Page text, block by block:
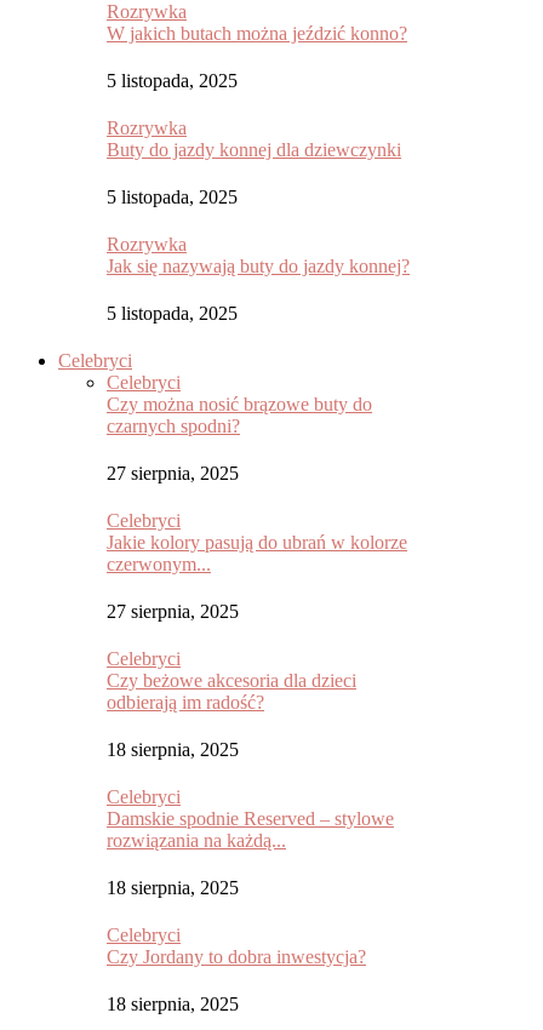
Rozrywka
W jakich butach można jeździć konno?
5 listopada, 2025
Rozrywka
Buty do jazdy konnej dla dziewczynki
5 listopada, 2025
Rozrywka
Jak się nazywają buty do jazdy konnej?
5 listopada, 2025
Celebryci
Celebryci
Czy można nosić brązowe buty do
czarnych spodni?
27 sierpnia, 2025
Celebryci
Jakie kolory pasują do ubrań w kolorze
czerwonym...
27 sierpnia, 2025
Celebryci
Czy beżowe akcesoria dla dzieci
odbierają im radość?
18 sierpnia, 2025
Celebryci
Damskie spodnie Reserved – stylowe
rozwiązania na każdą...
18 sierpnia, 2025
Celebryci
Czy Jordany to dobra inwestycja?
18 sierpnia, 2025